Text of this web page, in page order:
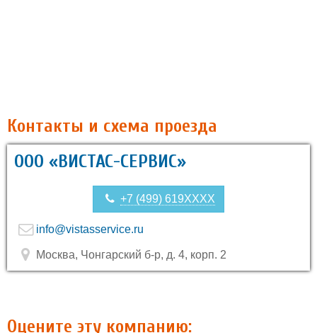
Контакты и схема проезда
ООО «ВИСТАС-СЕРВИС»
+7 (499) 619XXXX
info@vistasservice.ru
Москва, Чонгарский б-р, д. 4, корп. 2
Оцените эту компанию: